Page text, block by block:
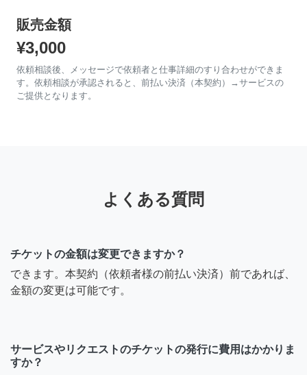
販売金額
¥3,000
依頼相談後、メッセージで依頼者と仕事詳細のすり合わせができま
す。依頼相談が承認されると、前払い決済（本契約）→サービスの
ご提供となります。
よくある質問
チケットの金額は変更できますか？
できます。本契約（依頼者様の前払い決済）前であれば、
金額の変更は可能です。
サービスやリクエストのチケットの発行に費用はかかりま
すか？